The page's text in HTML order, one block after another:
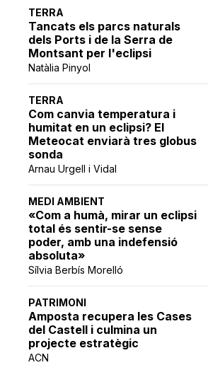
TERRA
Tancats els parcs naturals
dels Ports i de la Serra de
Montsant per l'eclipsi
Natàlia Pinyol
TERRA
Com canvia temperatura i
humitat en un eclipsi? El
Meteocat enviarà tres globus
sonda
Arnau Urgell i Vidal
MEDI AMBIENT
«Com a humà, mirar un eclipsi
total és sentir-se sense
poder, amb una indefensió
absoluta»
Sílvia Berbís Morelló
PATRIMONI
Amposta recupera les Cases
del Castell i culmina un
projecte estratègic
ACN